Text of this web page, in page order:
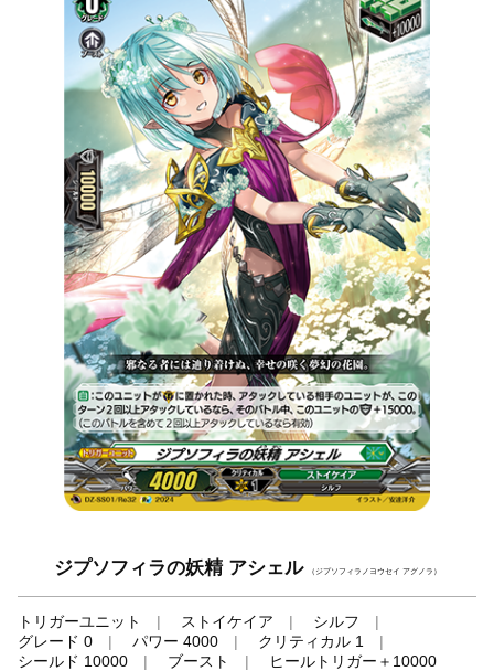
ジプソフィラの妖精 アシェル （ジプソフィラノヨウセイ アグノラ）
トリガーユニット ストイケイア
シルフ
グレード 0
パワー 4000
クリティカル 1
シールド 10000
ブースト ヒールトリガー＋10000